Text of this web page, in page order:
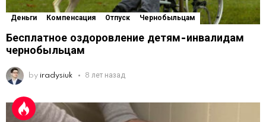
Деньги Компенсация Отпуск Чернобыльцам
Бесплатное оздоровление детям-инвалидам
чернобыльцам
by iradysiuk 8 лет назад